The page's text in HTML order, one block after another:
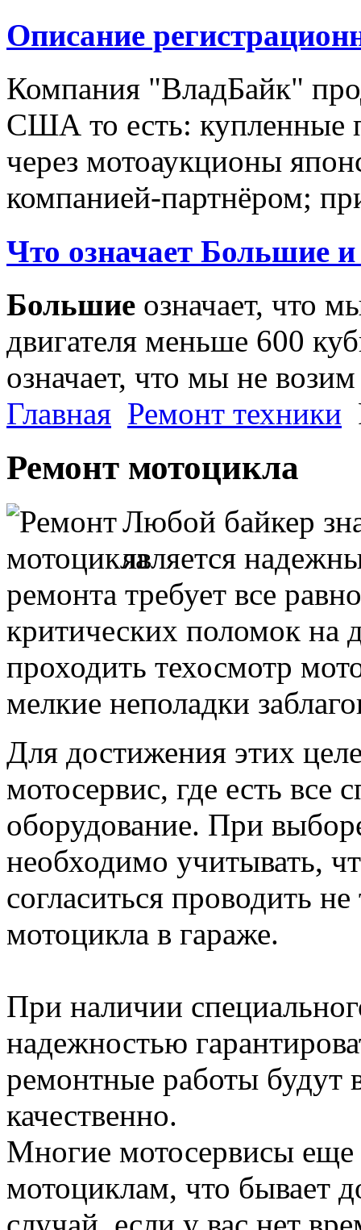
Описание
Компания "ВладБайк"
США то есть: купленные
через мотоаукционы
компанией-партнёром;
Что означает Большие
Большие означает, что
двигателя меньше 600
означает, что мы не
Главная Ремонт техники
Ремонт мотоцикла
Любой байкер
является
ремонта требует все
критических поломок на
проходить техосмотр
мелкие неполадки
Для достижения этих
мотосервис, где есть все
оборудование. При
необходимо учитывать,
согласиться проводить
мотоцикла в гараже.
При наличии
надежностью
ремонтные работы будут
качественно.
Многие мотосервисы еще
мотоциклам, что бывает